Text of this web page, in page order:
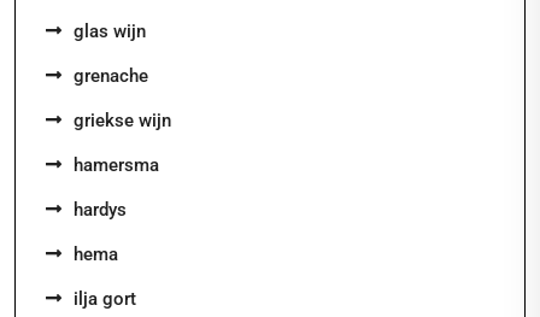
glas wijn
grenache
griekse wijn
hamersma
hardys
hema
ilja gort